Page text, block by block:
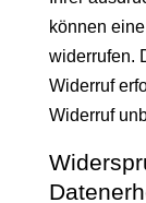
können
widerrufen.
Widerruf
Widerruf